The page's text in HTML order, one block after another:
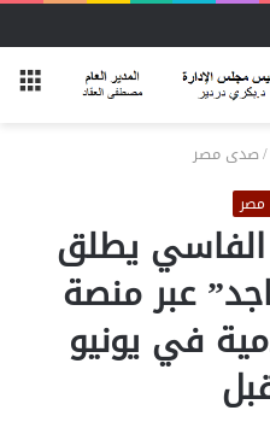
المصري
/صدى مصر
الفاسي يطلق
عبر منصة
في يونيو